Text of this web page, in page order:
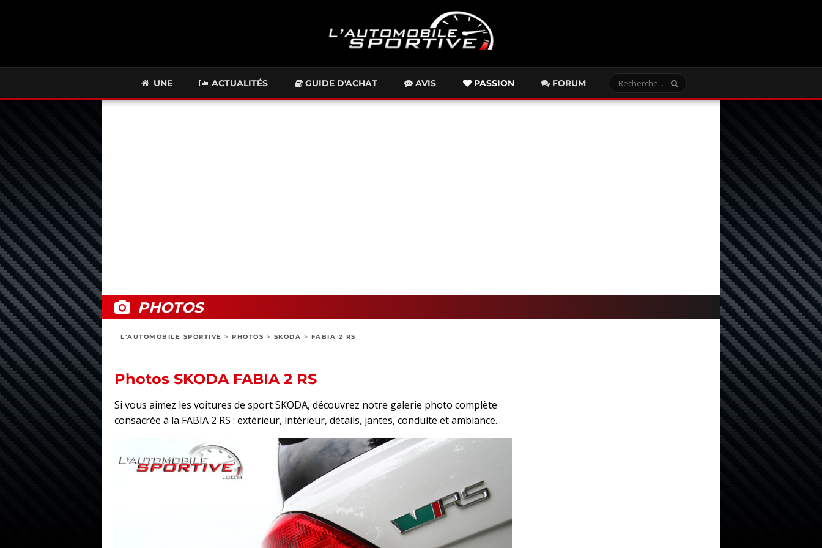
UNE ACTUALITÉS GUIDE D'ACHAT AVIS PASSION FORUM
PHOTOS
L'AUTOMOBILE SPORTIVE > PHOTOS > SKODA > FABIA 2 RS
Photos SKODA FABIA 2 RS
Si vous aimez les voitures de sport SKODA, découvrez notre galerie photo complète
consacrée à la FABIA 2 RS : extérieur, intérieur, détails, jantes, conduite et ambiance.